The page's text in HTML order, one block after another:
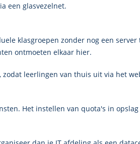
een glasvezelnet.
klasgroepen zonder nog een
ontmoeten elkaar hier.
leerlingen van thuis uit via het
Het instellen van quota's in